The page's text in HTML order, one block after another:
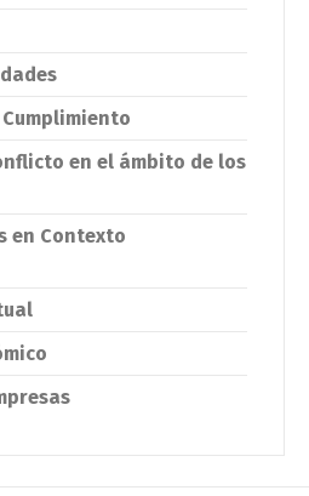
en el ámbito de los
en Contexto
Language